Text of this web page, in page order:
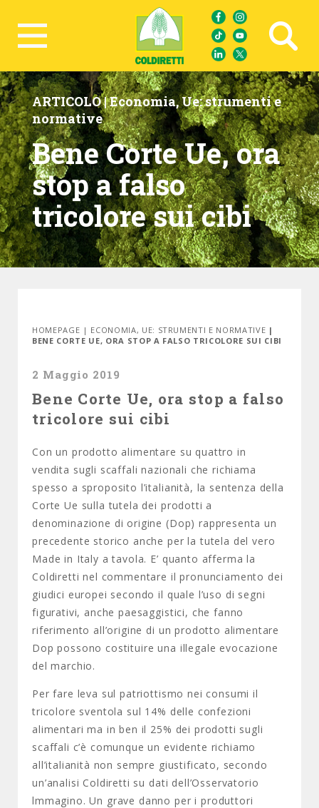
Ricerca avanzata
ARTICOLO |Economia,Ue: strumenti e
normative
Bene Corte Ue, ora
stop a falso
tricolore sui cibi
HOMEPAGE | ECONOMIA, UE: STRUMENTI E NORMATIVE |
BENE CORTE UE, ORA STOP A FALSO TRICOLORE SUI CIBI
2 Maggio 2019
Bene Corte Ue, ora stop a falso
tricolore sui cibi
Con un prodotto alimentare su quattro in
vendita sugli scaffali nazionali che richiama
spesso a sproposito l’italianità, la sentenza della
Corte Ue sulla tutela dei prodotti a
denominazione di origine (Dop) rappresenta un
precedente storico anche per la tutela del vero
Made in Italy a tavola. E’ quanto afferma la
Coldiretti nel commentare il pronunciamento dei
giudici europei secondo il quale l’uso di segni
figurativi, anche paesaggistici, che fanno
riferimento all’origine di un prodotto alimentare
Dop possono costituire una illegale evocazione
del marchio.
Per fare leva sul patriottismo nei consumi il
tricolore sventola sul 14% delle confezioni
alimentari ma in ben il 25% dei prodotti sugli
scaffali c’è comunque un evidente richiamo
all’italianità non sempre giustificato, secondo
un’analisi Coldiretti su dati dell’Osservatorio
lmmagino. Un grave danno per i produttori